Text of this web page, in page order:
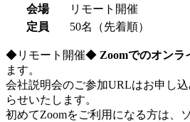
会場
リモート開催
定員
50名（先着順）
◆リモート開催◆ Zoomでのオンラ
ます。
会社説明会のご参加URLはお申し
らせいたします。
初めてZoomをご利用になる方は、